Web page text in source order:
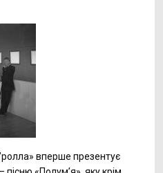
вперше презентує